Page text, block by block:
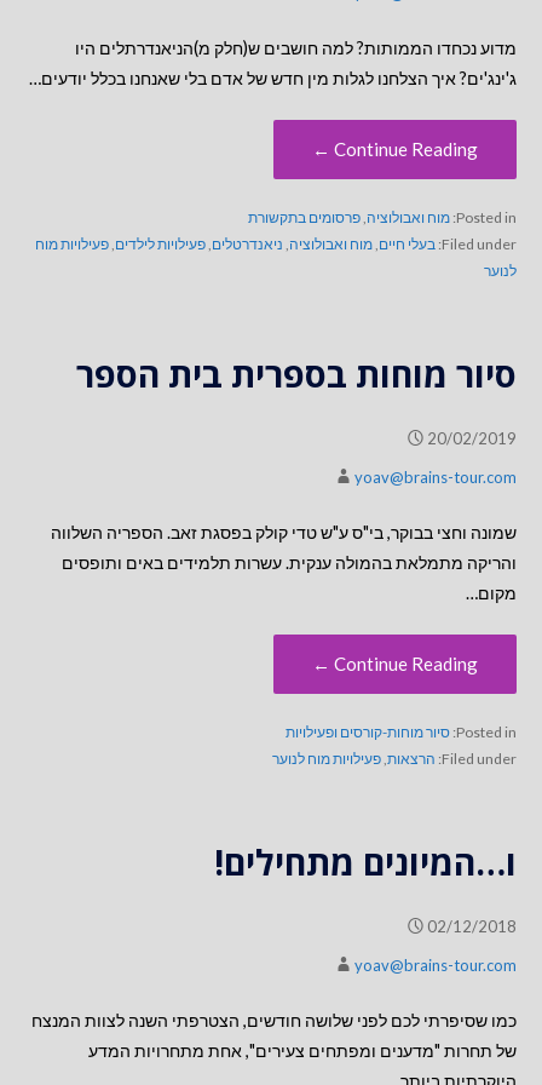
מדוע נכחדו הממותות? למה חושבים ש(חלק מ)הניאנדרתלים היו
ג'ינג'ים? איך הצלחנו לגלות מין חדש של אדם בלי שאנחנו בכלל יודעים…
Continue Reading ←
Posted in: מוח ואבולוציה,פרסומים בתקשורת
Filed under: בעלי חיים,מוח ואבולוציה, ניאנדרטלים,פעילויות לילדים,פעילויות מוח
לנוער
סיור מוחות בספרית בית הספר
20/02/2019
yoav@brains-tour.com
שמונה וחצי בבוקר, בי"ס ע"ש טדי קולק בפסגת זאב. הספריה השלווה
והריקה מתמלאת בהמולה ענקית. עשרות תלמידים באים ותופסים
מקום…
Continue Reading ←
Posted in: סיור מוחות-קורסים ופעילויות
Filed under: הרצאות,פעילויות מוח לנוער
ו…המיונים מתחילים!
02/12/2018
yoav@brains-tour.com
כמו שסיפרתי לכם לפני שלושה חודשים, הצטרפתי השנה לצוות המנצח
של תחרות "מדענים ומפתחים צעירים", אחת מתחרויות המדע